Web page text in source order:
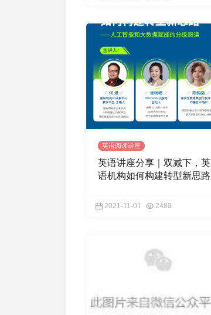
英语阅读讲座
英语讲座分享｜双减下，英
语机构如何构建转型新思路
2021-11-01 2489